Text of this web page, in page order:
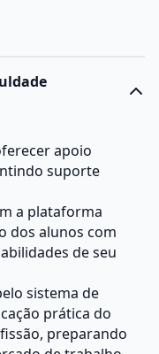
apoio
suporte
a plataforma
dos alunos com
de seu
sistema de
prática do
preparando